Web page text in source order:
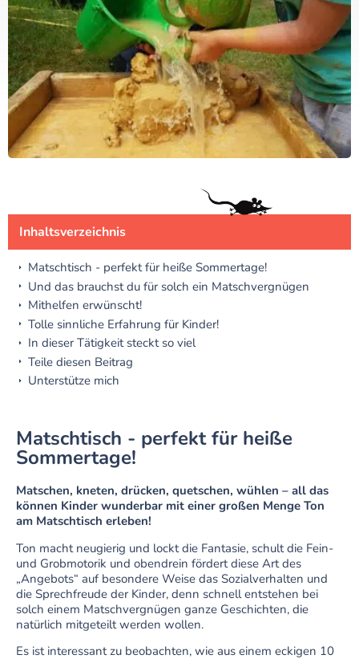
Inhaltsverzeichnis
Matschtisch - perfekt für heiße Sommertage!
Und das brauchst du für solch ein Matschvergnügen
Mithelfen erwünscht!
Tolle sinnliche Erfahrung für Kinder!
In dieser Tätigkeit steckt so viel
Teile diesen Beitrag
Unterstütze mich
Matschtisch - perfekt für heiße
Sommertage!
Matschen, kneten, drücken, quetschen, wühlen – all das
können Kinder wunderbar mit einer großen Menge Ton
am Matschtisch erleben!
Ton macht neugierig und lockt die Fantasie, schult die Fein-
und Grobmotorik und obendrein fördert diese Art des
„Angebots“ auf besondere Weise das Sozialverhalten und
die Sprechfreude der Kinder, denn schnell entstehen bei
solch einem Matschvergnügen ganze Geschichten, die
natürlich mitgeteilt werden wollen.
Es ist interessant zu beobachten, wie aus einem eckigen 10